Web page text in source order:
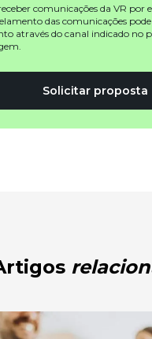
comunicações da VR por
das comunicações
através do canal indicado no
Solicitar proposta